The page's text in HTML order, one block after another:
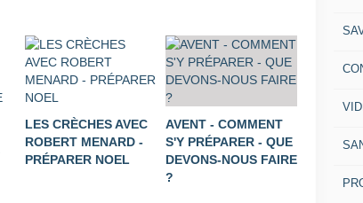
LES CRÈCHES AVEC
ROBERT MENARD -
PRÉPARER NOEL
AVENT - COMMENT
S'Y PRÉPARER - QUE
DEVONS-NOUS FAIRE
?